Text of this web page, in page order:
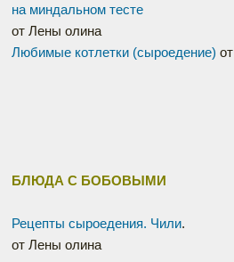
на миндальном тесте
от Лены олина
Любимые котлетки (сыроедение) от
БЛЮДА С БОБОВЫМИ
Рецепты сыроедения. Чили.
от Лены олина